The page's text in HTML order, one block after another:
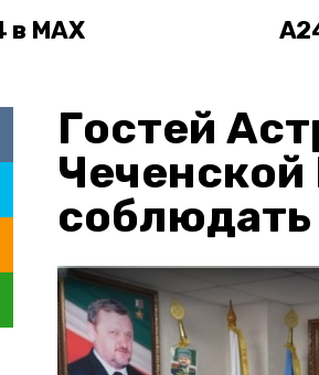
в MAX
Гостей
Чеченской
соблюдать